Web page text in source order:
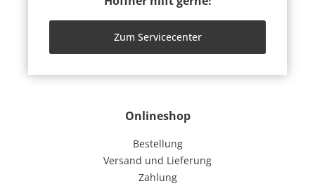
Onlineshop
Bestellung
Versand und Lieferung
Zahlung
Zum Servicecenter